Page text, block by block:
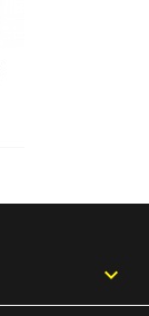
keyboard_arrow_down